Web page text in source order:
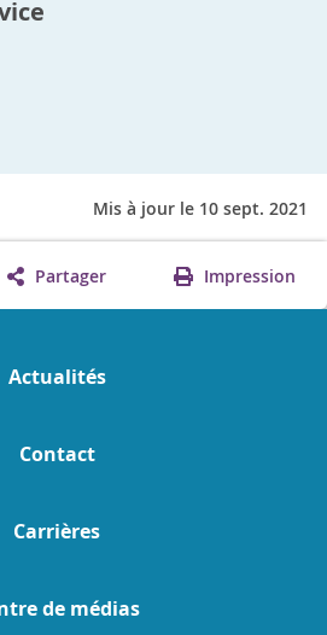
Mis à jour le 10 sept. 2021
Partager Impression
Actualités
Contact
Carrières
de médias